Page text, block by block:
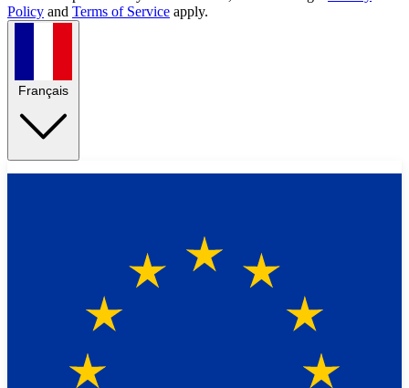
Policy and Terms of Service apply.
Français